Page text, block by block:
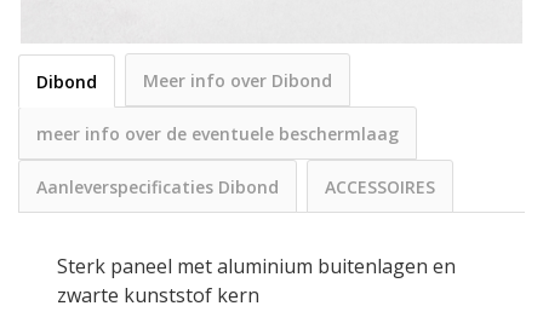
Dibond Meer info over Dibond
meer info over de eventuele beschermlaag
Aanleverspecificaties Dibond ACCESSOIRES
Sterk paneel met aluminium buitenlagen en
zwarte kunststof kern